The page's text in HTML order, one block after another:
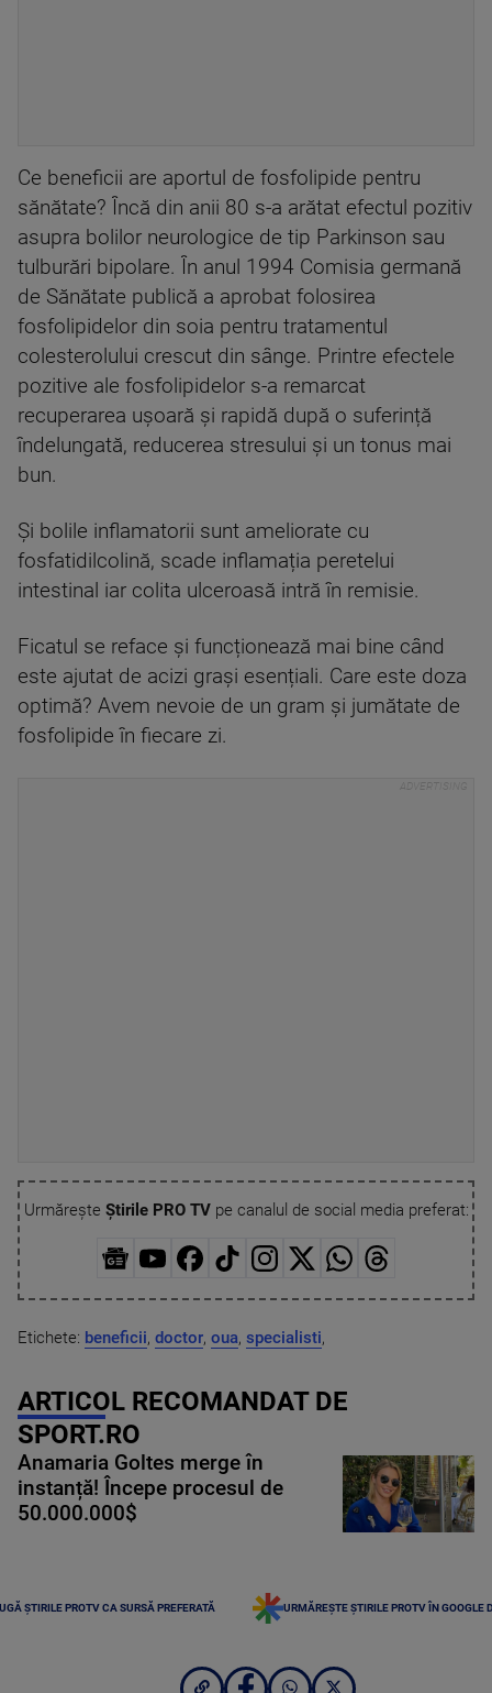
Ce beneficii are aportul de fosfolipide pentru
sănătate? Încă din anii 80 s-a arătat efectul pozitiv
asupra bolilor neurologice de tip Parkinson sau
tulburări bipolare. În anul 1994 Comisia germană
de Sănătate publică a aprobat folosirea
fosfolipidelor din soia pentru tratamentul
colesterolului crescut din sânge. Printre efectele
pozitive ale fosfolipidelor s-a remarcat
recuperarea ușoară şi rapidă după o suferință
îndelungată, reducerea stresului şi un tonus mai
bun.
Și bolile inflamatorii sunt ameliorate cu
fosfatidilcolină, scade inflamația peretelui
intestinal iar colita ulceroasă intră în remisie.
Ficatul se reface și funcționează mai bine când
este ajutat de acizi grași esențiali. Care este doza
optimă? Avem nevoie de un gram și jumătate de
fosfolipide în fiecare zi.
Urmărește Știrile PRO TVpe canalul de social media preferat:
Etichete: beneficii, doctor, oua, specialisti,
ARTICOL RECOMANDAT DE
SPORT.RO
Anamaria Goltes merge în
instanță! Începe procesul de
50.000.000$
ȘTIRILE PROTV CA SURSĂ PREFERATĂ URMĂREȘTE ȘTIRILE PROTV ÎN GOOGLE